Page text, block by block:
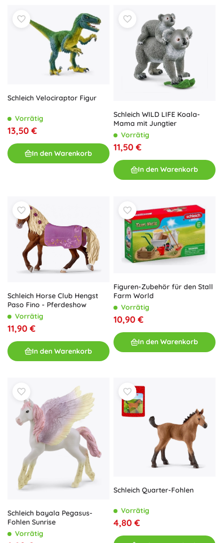
Schleich Velociraptor Figur
Vorrätig
13,50 €
In den Warenkorb
Schleich WILD LIFE Koala-
Mama mit Jungtier
Vorrätig
11,50 €
In den Warenkorb
Schleich Horse Club Hengst
Paso Fino - Pferdeshow
Vorrätig
11,90 €
In den Warenkorb
Figuren-Zubehör für den Stall
Farm World
Vorrätig
10,90 €
In den Warenkorb
Schleich bayala Pegasus-
Fohlen Sunrise
Vorrätig
Schleich Quarter-Fohlen
Vorrätig
4,80 €